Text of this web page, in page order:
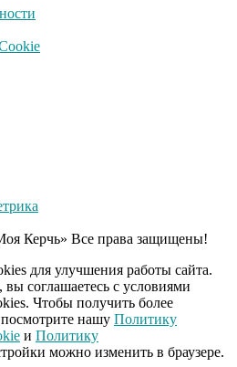
Керчь» Все права защищены!
для улучшения работы сайта.
соглашаетесь с условиями
Чтобы получить более
нашу Политику
и Политику
можно изменить в браузере.